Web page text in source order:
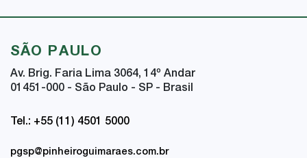
SÃO PAULO
Av. Brig. Faria Lima 3064, 14º Andar
01451-000 - São Paulo - SP - Brasil
Tel.: +55 (11) 4501 5000
pgsp@pinheiroguimaraes.com.br